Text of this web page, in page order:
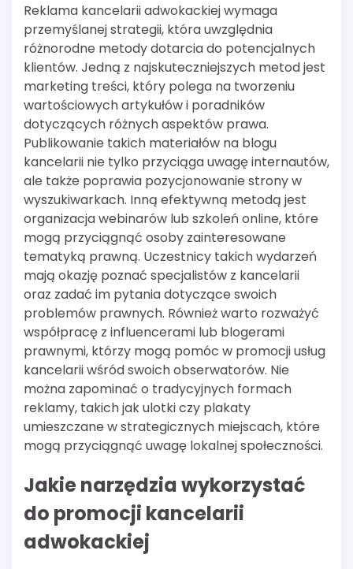
Reklama kancelarii adwokackiej wymaga
przemyślanej strategii, która uwzględnia
różnorodne metody dotarcia do potencjalnych
klientów. Jedną z najskuteczniejszych metod jest
marketing treści, który polega na tworzeniu
wartościowych artykułów i poradników
dotyczących różnych aspektów prawa.
Publikowanie takich materiałów na blogu
kancelarii nie tylko przyciąga uwagę internautów,
ale także poprawia pozycjonowanie strony w
wyszukiwarkach. Inną efektywną metodą jest
organizacja webinarów lub szkoleń online, które
mogą przyciągnąć osoby zainteresowane
tematyką prawną. Uczestnicy takich wydarzeń
mają okazję poznać specjalistów z kancelarii
oraz zadać im pytania dotyczące swoich
problemów prawnych. Również warto rozważyć
współpracę z influencerami lub blogerami
prawnymi, którzy mogą pomóc w promocji usług
kancelarii wśród swoich obserwatorów. Nie
można zapominać o tradycyjnych formach
reklamy, takich jak ulotki czy plakaty
umieszczane w strategicznych miejscach, które
mogą przyciągnąć uwagę lokalnej społeczności.
Jakie narzędzia wykorzystać
do promocji kancelarii
adwokackiej